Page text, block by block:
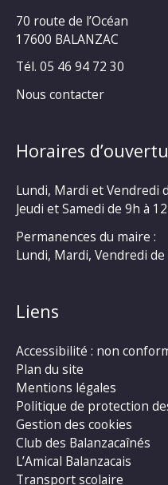
70 route de l’Océan
17600 BALANZAC
Tél. 05 46 94 72 30
Nous contacter
Horaires
Lundi, Mardi et Vendredi
Jeudi et Samedi de 9h à
Permanences du maire :
Lundi, Mardi, Vendredi
Liens
Accessibilité : non
Plan du site
Mentions légales
Politique de protection
Gestion des cookies
Club des Balanzacaînés
L’Amical Balanzacais
Transport scolaire